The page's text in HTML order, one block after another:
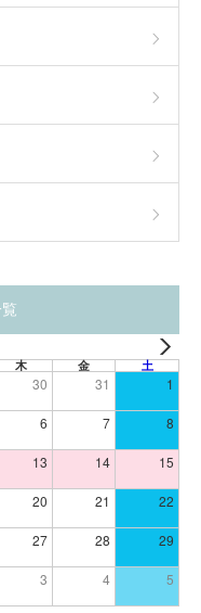
木 金 土
30 31 1
6 7 8
13 14 15
20 21 22
27 28 29
3 4 5